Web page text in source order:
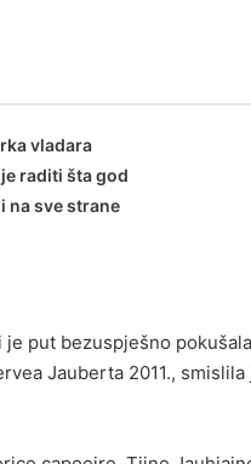
vladara
raditi šta god
na sve strane
put bezuspješno
Jauberta 2011.,